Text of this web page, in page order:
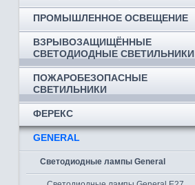
ПРОМЫШЛЕННОЕ ОСВЕЩЕНИЕ
ВЗРЫВОЗАЩИЩЁННЫЕ
СВЕТОДИОДНЫЕ СВЕТИЛЬНИКИ
ПОЖАРОБЕЗОПАСНЫЕ
СВЕТИЛЬНИКИ
ФЕРЕКС
GENERAL
Светодиодные лампы General